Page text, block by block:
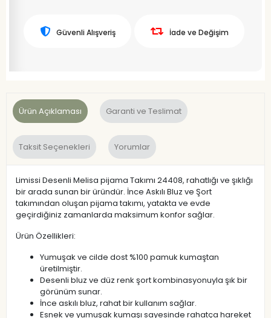
Güvenli Alışveriş İade ve Değişim
Ürün Açıklaması Garanti ve Teslimat
Taksit Seçenekleri Yorumlar
Limissi Desenli Melisa pijama Takımı 24408, rahatlığı ve şıklığı
bir arada sunan bir üründür. İnce Askılı Bluz ve Şort
takımından oluşan pijama takımı, yatakta ve evde
geçirdiğiniz zamanlarda maksimum konfor sağlar.
Ürün Özellikleri:
Yumuşak ve cilde dost %100 pamuk kumaştan
üretilmiştir.
Desenli bluz ve düz renk şort kombinasyonuyla şık bir
görünüm sunar.
İnce askılı bluz, rahat bir kullanım sağlar.
Esnek ve yumuşak kumaşı sayesinde rahatça hareket